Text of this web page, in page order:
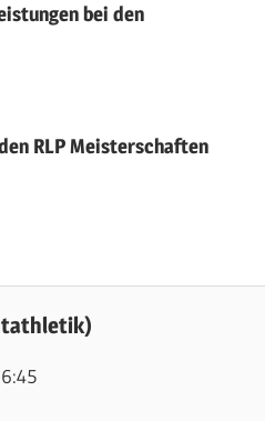
bei den
RLP Meisterschaften